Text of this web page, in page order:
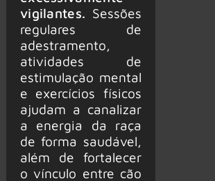
vigilantes. Sessões
regulares de
adestramento,
atividades de
estimulação mental
e exercícios físicos
ajudam a canalizar
a energia da raça
de forma saudável,
além de fortalecer
o vínculo entre cão